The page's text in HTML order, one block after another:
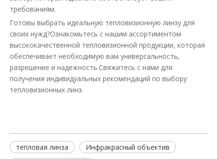
требованиям.
Готовы выбрать идеальную тепловизионную линзу для
своих нужд?Ознакомьтесь с нашим ассортиментом
высококачественной тепловизионной продукции, которая
обеспечивает необходимую вам универсальность,
разрешение и надежность.Свяжитесь с нами для
получения индивидуальных рекомендаций по выбору
тепловизионных линз.
тепловая линза
Инфракрасный объектив